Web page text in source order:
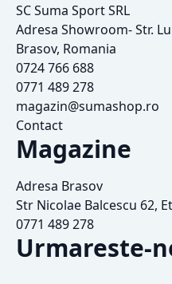
SC Suma Sport SRL
Adresa Showroom- Str.
Brasov, Romania
0724 766 688
0771 489 278
magazin@sumashop.ro
Contact
Magazine
Adresa Brasov
Str Nicolae Balcescu 62,
0771 489 278
Urmareste-